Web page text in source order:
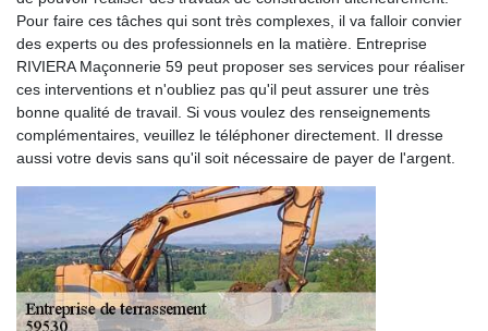
Pour faire ces tâches qui sont très complexes, il va falloir convier
des experts ou des professionnels en la matière. Entreprise
RIVIERA Maçonnerie 59 peut proposer ses services pour réaliser
ces interventions et n'oubliez pas qu'il peut assurer une très
bonne qualité de travail. Si vous voulez des renseignements
complémentaires, veuillez le téléphoner directement. Il dresse
aussi votre devis sans qu'il soit nécessaire de payer de l'argent.